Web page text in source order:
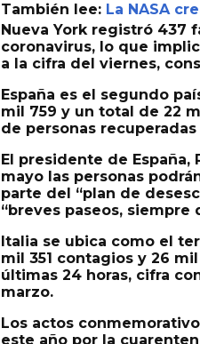
También lee: La NASA
Nueva York registró 437
coronavirus, lo que
a la cifra del viernes,
España es el segundo
mil 759 y un total de 22
de personas
El presidente de España,
mayo las personas
parte del “plan de
“breves paseos,
Italia se ubica como el
mil 351 contagios y 26
últimas 24 horas, cifra
marzo.
Los actos
este año por la